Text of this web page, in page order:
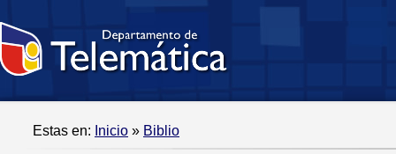
Estas en: Inicio » Biblio